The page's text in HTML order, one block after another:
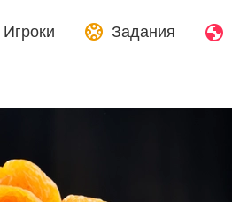
Игроки Задания